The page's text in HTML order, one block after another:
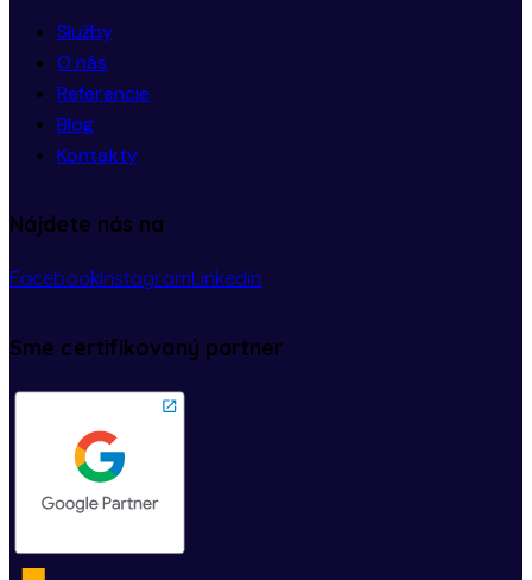
Služby
O nás
Referencie
Blog
Kontakty
Nájdete nás na
FacebookInstagramLinkedin
Sme certifikovaný partner